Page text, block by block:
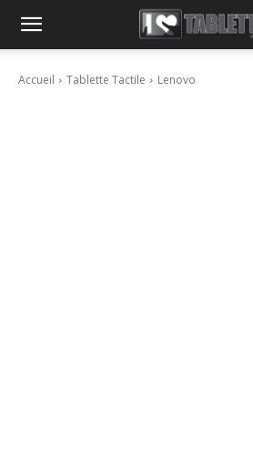
Accueil Tablette Tactile Lenovo